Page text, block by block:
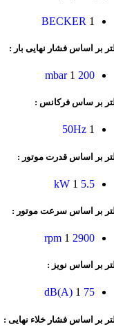
BECKER 1
بر اساس فشار نهایی بار :
200 mbar
1
بر ساس فرکانس :
50Hz 1
بر اساس قدرت موتور :
5.5 kW
1
بر اساس سرعت موتور :
2900 rpm
1
بر اساس نویز :
75 dB(A)
1
بر اساس فشار خلاء نهایی :